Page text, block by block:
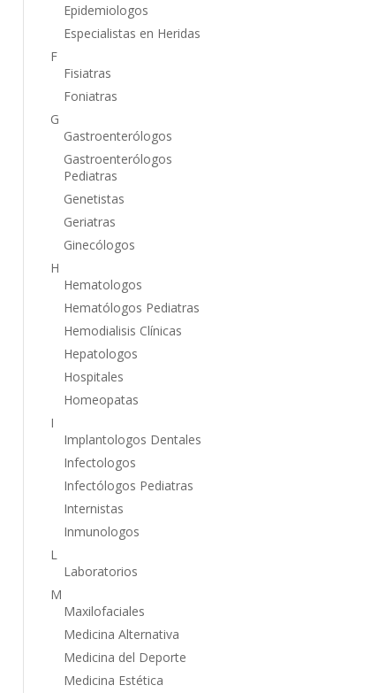
Epidemiologos
Especialistas en Heridas
F
Fisiatras
Foniatras
G
Gastroenterólogos
Gastroenterólogos
Pediatras
Genetistas
Geriatras
Ginecólogos
H
Hematologos
Hematólogos Pediatras
Hemodialisis Clínicas
Hepatologos
Hospitales
Homeopatas
I
Implantologos Dentales
Infectologos
Infectólogos Pediatras
Internistas
Inmunologos
L
Laboratorios
M
Maxilofaciales
Medicina Alternativa
Medicina del Deporte
Medicina Estética